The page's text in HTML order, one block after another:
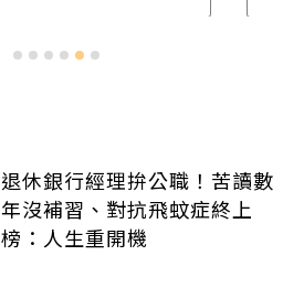
退休銀行經理拚公職！苦讀數
年沒補習、對抗飛蚊症終上
榜：人生重開機